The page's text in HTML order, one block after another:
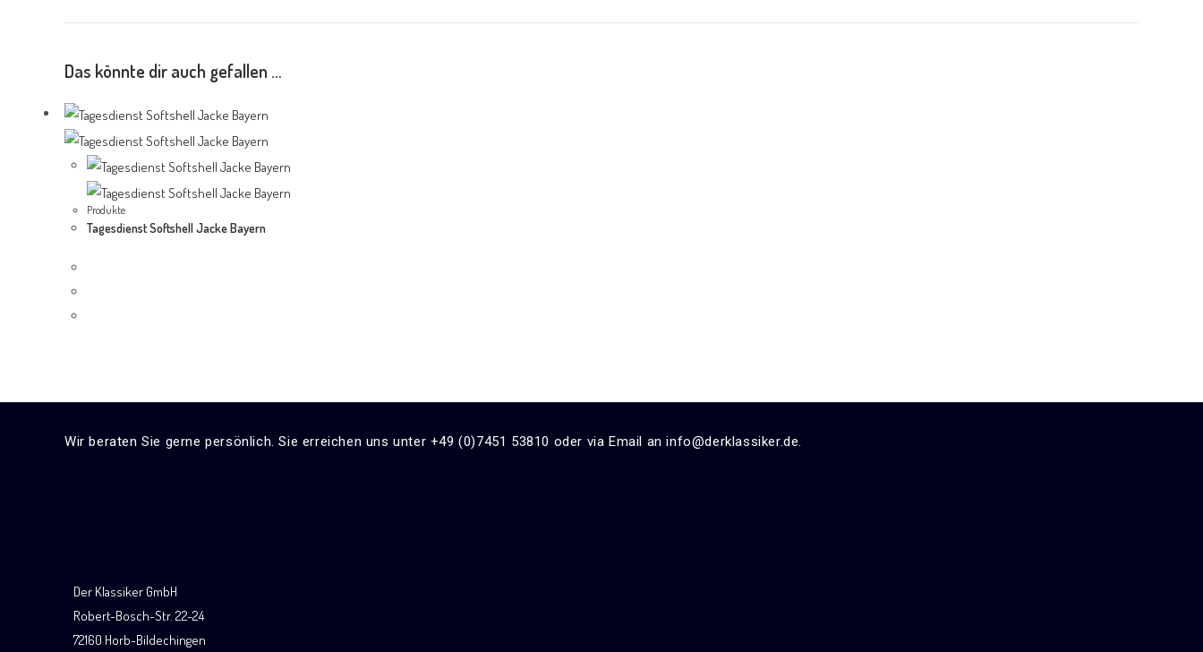
Das könnte dir auch gefallen …
Produkte
Tagesdienst Softshell Jacke Bayern
Wir beraten Sie gerne persönlich. Sie erreichen uns unter +49 (0)7451 53810 oder via Email an info@derklassiker.de.
Der Klassiker GmbH
Robert-Bosch-Str. 22-24
72160 Horb-Bildechingen